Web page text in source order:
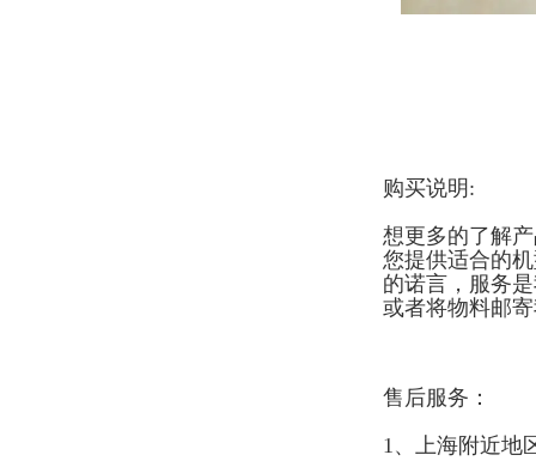
购买说明:
想更多的了解
您提供适合的
的诺言，服务
或者将物料邮
售后服务：
1、上海附近地